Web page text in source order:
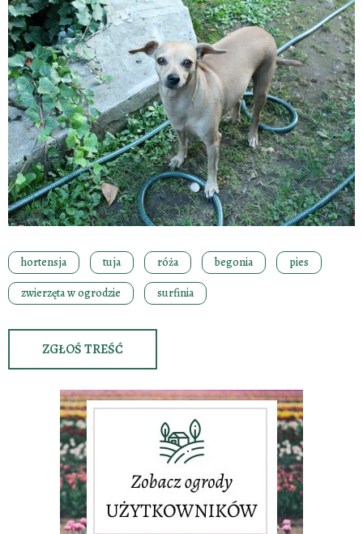
hortensja tuja róża begonia
pies
zwierzęta w ogrodzie
surfinia
ZGŁOŚ TREŚĆ